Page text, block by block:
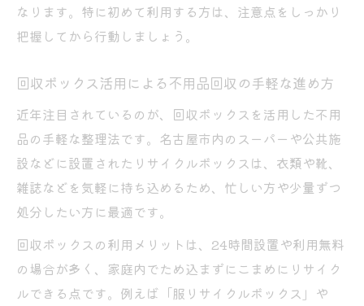
なります。特に初めて利用する方は、注意点をしっかり
把握してから行動しましょう。
回収ボックス活用による不用品回収の手軽な進め方
近年注目されているのが、回収ボックスを活用した不用
品の手軽な整理法です。名古屋市内のスーパーや公共施
設などに設置されたリサイクルボックスは、衣類や靴、
雑誌などを気軽に持ち込めるため、忙しい方や少量ずつ
処分したい方に最適です。
回収ボックスの利用メリットは、24時間設置や利用無料
の場合が多く、家庭内でため込まずにこまめにリサイク
ルできる点です。例えば「服リサイクルボックス」や